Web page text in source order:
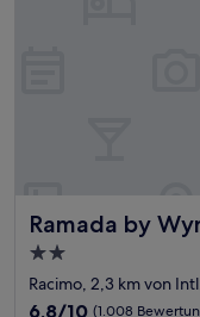
Ramada by
Ramada by
2.0-
Sterne-
Unterkunft
Racimo, 2,3 km von
6.8
6,8/10 (1.008